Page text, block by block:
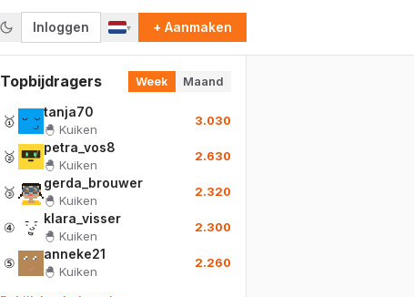
Inloggen ▾ + Aanmaken
Topbijdragers Week Maand
🥇
tanja70
🐣 Kuiken
3.030
🥈
petra_vos8
🐣 Kuiken
2.630
🥉
gerda_brouwer
🐣 Kuiken
2.320
④
klara_visser
🐣 Kuiken
2.300
⑤
anneke21
🐣 Kuiken
2.260